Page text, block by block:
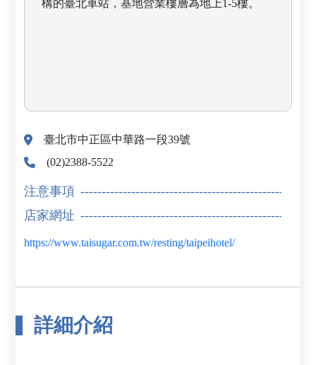
構的臺北車站，基地營業樓層為地上1-5樓。
臺北市中正區中華路一段39號
(02)2388-5522
注意事項
店家網址
https://www.taisugar.com.tw/resting/taipeihotel/
詳細介紹